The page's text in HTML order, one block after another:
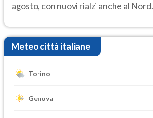
agosto, con nuovi rialzi anche al Nord.
Meteo città italiane
Torino
Genova